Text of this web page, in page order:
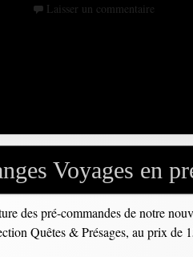
Laisser un commentaire
Voyages en
des pré-commandes de notre
Quêtes & Présages, au prix de